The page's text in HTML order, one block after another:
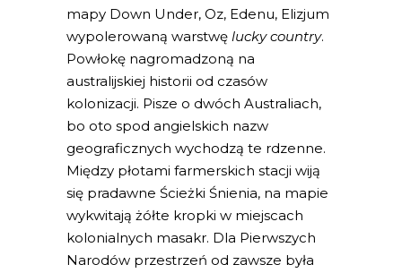
mapy Down Under, Oz, Edenu, Elizjum
wypolerowaną warstwę lucky country.
Powłokę nagromadzoną na
australijskiej historii od czasów
kolonizacji. Pisze o dwóch Australiach,
bo oto spod angielskich nazw
geograficznych wychodzą te rdzenne.
Między płotami farmerskich stacji wiją
się pradawne Ścieżki Śnienia, na mapie
wykwitają żółte kropki w miejscach
kolonialnych masakr. Dla Pierwszych
Narodów przestrzeń od zawsze była